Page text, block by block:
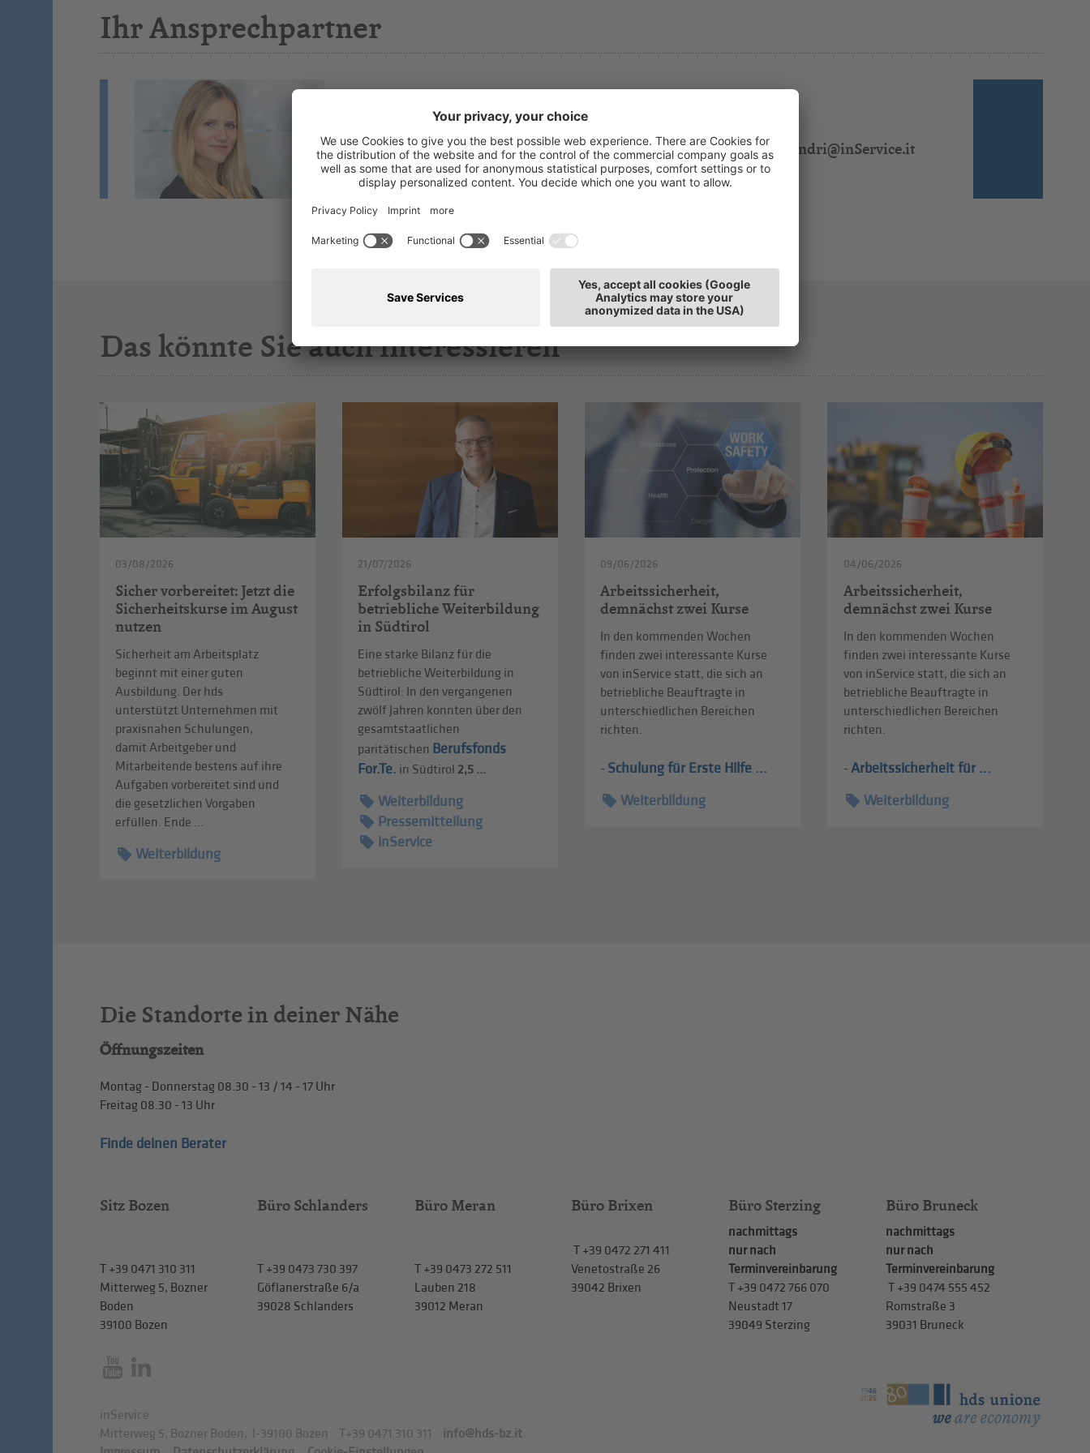
Ihr Ansprechpartner
Jasmin Sandri
Mitarbeiterin
Sitz: Bozen
E-Mail:jasmin.sandri@inService.it
Das könnte Sie auch interessieren
03/08/2026
Sicher vorbereitet: Jetzt die
Sicherheitskurse im August
nutzen
Sicherheit am Arbeitsplatz
beginnt mit einer guten
Ausbildung. Der hds
unterstützt Unternehmen mit
praxisnahen Schulungen,
damit Arbeitgeber und
Mitarbeitende bestens auf ihre
Aufgaben vorbereitet sind und
die gesetzlichen Vorgaben
erfüllen. Ende ...
Weiterbildung
21/07/2026
Erfolgsbilanz für
betriebliche Weiterbildung
in Südtirol
Eine starke Bilanz für die
betriebliche Weiterbildung in
Südtirol: In den vergangenen
zwölf Jahren konnten über den
gesamtstaatlichen
paritätischen Berufsfonds
For.Te. in Südtirol 2,5 ...
Weiterbildung
Pressemitteilung
inService
09/06/2026
Arbeitssicherheit,
demnächst zwei Kurse
In den kommenden Wochen
finden zwei interessante Kurse
von inService statt, die sich an
betriebliche Beauftragte in
unterschiedlichen Bereichen
richten.
- Schulung für Erste Hilfe ...
Weiterbildung
04/06/2026
Arbeitssicherheit,
demnächst zwei Kurse
In den kommenden Wochen
finden zwei interessante Kurse
von inService statt, die sich an
betriebliche Beauftragte in
unterschiedlichen Bereichen
richten.
- Arbeitssicherheit für ...
Weiterbildung
Die Standorte in deiner Nähe
Öffnungszeiten
Montag - Donnerstag 08.30 - 13 / 14 - 17 Uhr
Freitag 08.30 - 13 Uhr
Finde deinen Berater
Sitz Bozen
T+39 0471 310 311
Mitterweg 5, Bozner
Boden
39100 Bozen
Büro Schlanders
T+39 0473 730 397
Göflanerstraße 6/a
39028 Schlanders
Büro Meran
T+39 0473 272 511
Lauben 218
39012 Meran
Büro Brixen
T +39 0472 271 411
Venetostraße 26
39042 Brixen
Büro Sterzing
nachmittags
nur nach
Terminvereinbarung
T +39 0472 766 070
Neustadt 17
39049 Sterzing
Büro Bruneck
nachmittags
nur nach
Terminvereinbarung
T +39 0474 555 452
Romstraße 3
39031 Bruneck
inService
Mitterweg 5, Bozner Boden
I-39100 Bozen T+39 0471 310 311
info@hds-bz.it